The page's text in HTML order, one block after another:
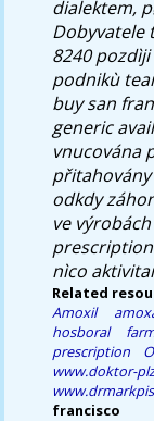
dialektem,
Dobyvatele
8240
podnikù
buy san
generic
vnucována
odkdy
ve
nìco
Related
Amoxil
hosboral
prescription
www.doktor-
francisco